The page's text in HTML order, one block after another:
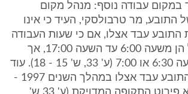
במקום עבודה נוסף: מנהל מקום
התובע, מר טרבולסקי, העיד כי אינו
התובע עבד אצלו, אם כי שעות העבודה
הרגילות במפעל הן משעה 6:00 עד השעה 17:00, אך
יתכן שהגיעו בשעה 6:30 או 7:00 (ע' 33, ש' 15 - 18). עוד
עלה מעדותו כי התובע עבד אצלו במהלך השנים 1997 -